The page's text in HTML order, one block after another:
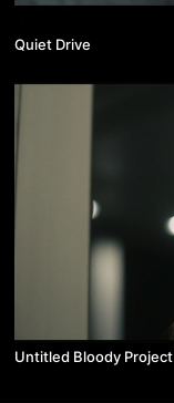
Quiet Drive
Untitled Bloody Project